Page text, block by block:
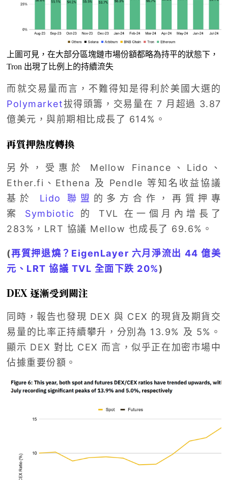
上圖可見，在大部分區塊鏈市場份額都略為持平的狀態下，
Tron 出現了比例上的持續流失
而就交易量而言，不難得知是得利於美國大選的
Polymarket拔得頭籌，交易量在 7 月超過 3.87
億美元，與前期相比成長了 614%。
再質押熱度轉換
另外，受惠於 Mellow Finance、Lido、
Ether.fi、Ethena 及 Pendle 等知名收益協議
基於 Lido 聯盟 的多方合作，再質押專
案 Symbiotic
的 TVL 在一個月內增長了
283%，LRT 協議 Mellow 也成長了 69.6%。
(再質押退燒？EigenLayer 六月淨流出 44 億美
元、LRT 協議 TVL 全面下跌 20%)
DEX 逐漸受到關注
同時，報告也發現 DEX 與 CEX 的現貨及期貨交
易量的比率正持續攀升，分別為 13.9% 及 5%。
顯示 DEX 對比 CEX 而言，似乎正在加密市場中
佔據重要份額。